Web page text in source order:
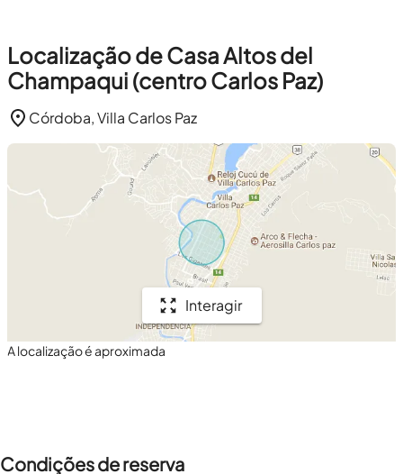
Localização de Casa Altos del
Champaqui (centro Carlos Paz)
Córdoba, Villa Carlos Paz
Interagir
A localização é aproximada
Condições de reserva